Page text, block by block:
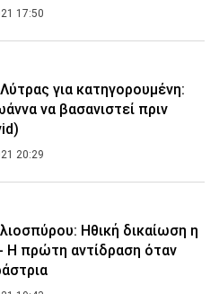
17:50
Λύτρας για κατηγορουμένη:
να βασανιστεί πριν
20:29
Ηθική δικαίωση η
Η πρώτη αντίδραση όταν